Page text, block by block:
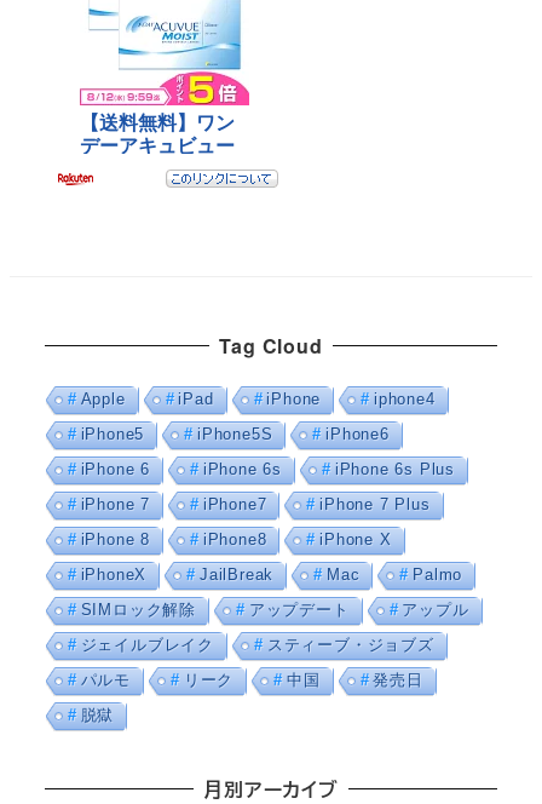
Tag Cloud
Apple iPad iPhone
iphone4
iPhone5
iPhone5S
iPhone6
iPhone 6
iPhone 6s
iPhone 6s Plus
iPhone 7
iPhone7
iPhone 7 Plus
iPhone 8
iPhone8
iPhone X
iPhoneX
JailBreak Mac
Palmo
SIMロック解除
アップデート
アップル
ジェイルブレイク
スティーブ・ジョブズ
パルモ
リーク 中国
発売日
脱獄
月別アーカイブ